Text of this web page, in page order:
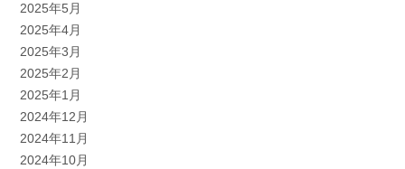
2025年5月
2025年4月
2025年3月
2025年2月
2025年1月
2024年12月
2024年11月
2024年10月